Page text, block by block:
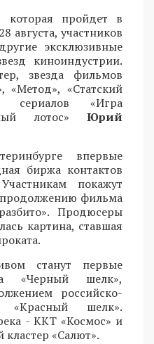
пройдет в
августа, участников
эксклюзивные
киноиндустрии.
звезда фильмов
«Метод», «Статский
сериалов «Игра
лотос» Юрий
впервые
биржа контактов
покажут
фильма
Продюсеры
картина, ставшая
станут первые
«Черный шелк»,
российско-
«Красный шелк».
- ККТ «Космос» и
«Салют».